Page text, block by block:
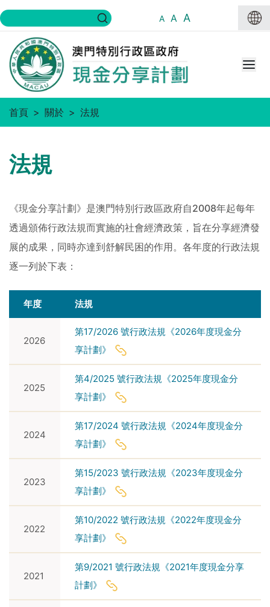
A A A
首頁 關於 法規
法規
《現金分享計劃》是澳門特別行政區政府自2008年起每年
透過頒佈行政法規而實施的社會經濟政策，旨在分享經濟發
展的成果，同時亦達到舒解民困的作用。各年度的行政法規
逐一列於下表：
年度 法規
2026
第17/2026 號行政法規《2026年度現金分
享計劃》
2025
第4/2025 號行政法規《2025年度現金分
享計劃》
2024
第17/2024 號行政法規《2024年度現金分
享計劃》
2023
第15/2023 號行政法規《2023年度現金分
享計劃》
2022
第10/2022 號行政法規《2022年度現金分
享計劃》
2021
第9/2021 號行政法規《2021年度現金分享
計劃》